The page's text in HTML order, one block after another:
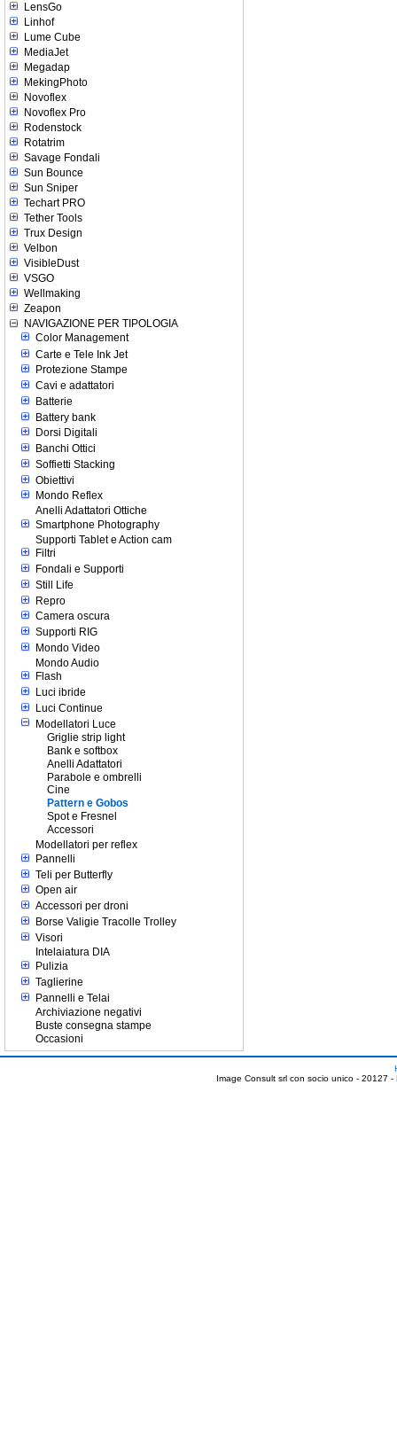
LensGo
Linhof
Lume Cube
MediaJet
Megadap
MekingPhoto
Novoflex
Novoflex Pro
Rodenstock
Rotatrim
Savage Fondali
Sun Bounce
Sun Sniper
Techart PRO
Tether Tools
Trux Design
Velbon
VisibleDust
VSGO
Wellmaking
Zeapon
NAVIGAZIONE PER TIPOLOGIA
Color Management
Carte e Tele Ink Jet
Protezione Stampe
Cavi e adattatori
Batterie
Battery bank
Dorsi Digitali
Banchi Ottici
Soffietti Stacking
Obiettivi
Mondo Reflex
Anelli Adattatori Ottiche
Smartphone Photography
Supporti Tablet e Action cam
Filtri
Fondali e Supporti
Still Life
Repro
Camera oscura
Supporti RIG
Mondo Video
Mondo Audio
Flash
Luci ibride
Luci Continue
Modellatori Luce
Griglie strip light
Bank e softbox
Anelli Adattatori
Parabole e ombrelli
Cine
Pattern e Gobos
Spot e Fresnel
Accessori
Modellatori per reflex
Pannelli
Teli per Butterfly
Open air
Accessori per droni
Borse Valigie Tracolle Trolley
Visori
Intelaiatura DIA
Pulizia
Taglierine
Pannelli e Telai
Archiviazione negativi
Buste consegna stampe
Occasioni
Image Consult srl con socio unico - 20127